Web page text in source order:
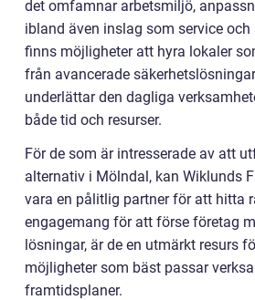
det omfamnar arbetsmiljö,
ibland även inslag som service
finns möjligheter att hyra lokaler
från avancerade
underlättar den dagliga
både tid och resurser.
För de som är intresserade av att
alternativ i Mölndal, kan Wiklunds
vara en pålitlig partner för att hitta
engagemang för att förse företag
lösningar, är de en utmärkt resurs
möjligheter som bäst passar
framtidsplaner.